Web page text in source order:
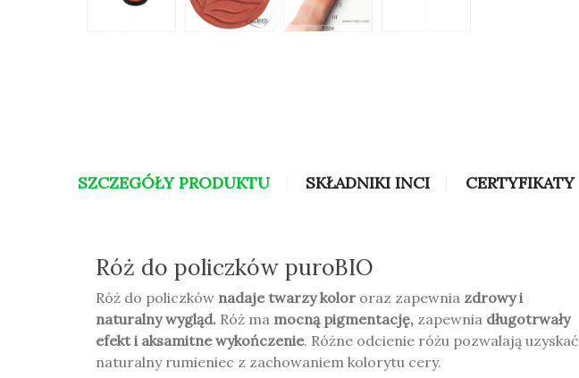
SZCZEGÓŁY PRODUKTU SKŁADNIKI INCI CERTYFIKATY
Róż do policzków puroBIO
Róż do policzków nadaje twarzy kolor oraz zapewnia zdrowy i
naturalny wygląd. Róż ma mocną pigmentację, zapewnia długotrwały
efekt i aksamitne wykończenie. Różne odcienie różu pozwalają uzyskać
naturalny rumieniec z zachowaniem kolorytu cery.